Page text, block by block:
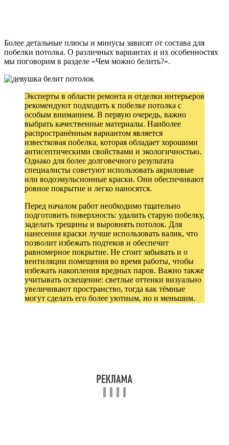
Более детальные плюсы и минусы зависят от состава для
побелки потолка. О различных вариантах и их особенностях
мы поговорим в разделе «Чем можно белить?».
Эксперты в области ремонта и отделки интерьеров
рекомендуют подходить к побелке потолка с
особым вниманием. В первую очередь, важно
выбрать качественные материалы. Наиболее
распространённым вариантом является
известковая побелка, которая обладает хорошими
антисептическими свойствами и экологичностью.
Однако для более долговечного результата
специалисты советуют использовать акриловые
или водоэмульсионные краски. Они обеспечивают
ровное покрытие и легко наносятся.
Перед началом работ необходимо тщательно
подготовить поверхность: удалить старую побелку,
заделать трещины и выровнять потолок. Для
нанесения краски лучше использовать валик, что
позволит избежать подтеков и обеспечит
равномерное покрытие. Не стоит забывать и о
вентиляции помещения во время работы, чтобы
избежать накопления вредных паров. Важно также
учитывать освещение: светлые оттенки визуально
увеличивают пространство, тогда как тёмные
могут сделать его более уютным, но и меньшим.